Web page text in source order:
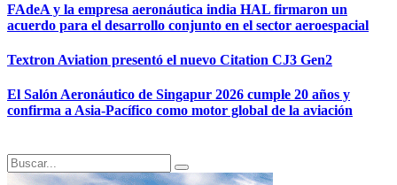
FAdeA y la empresa aeronáutica india HAL firmaron un
acuerdo para el desarrollo conjunto en el sector aeroespacial
Textron Aviation presentó el nuevo Citation CJ3 Gen2
El Salón Aeronáutico de Singapur 2026 cumple 20 años y
confirma a Asia-Pacífico como motor global de la aviación
Search
for:
Search